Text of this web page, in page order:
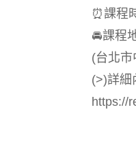
⏰課程
🚘課程
(台北
(>)詳細
https://